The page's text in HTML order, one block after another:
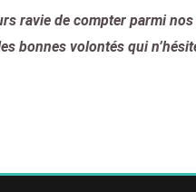
ravie de compter parmi
bonnes volontés qui